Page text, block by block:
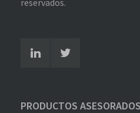
PRODUCTOS